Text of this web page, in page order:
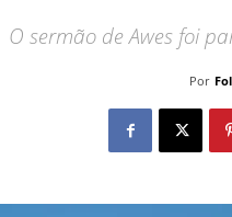
O sermão de Awes foi
Por